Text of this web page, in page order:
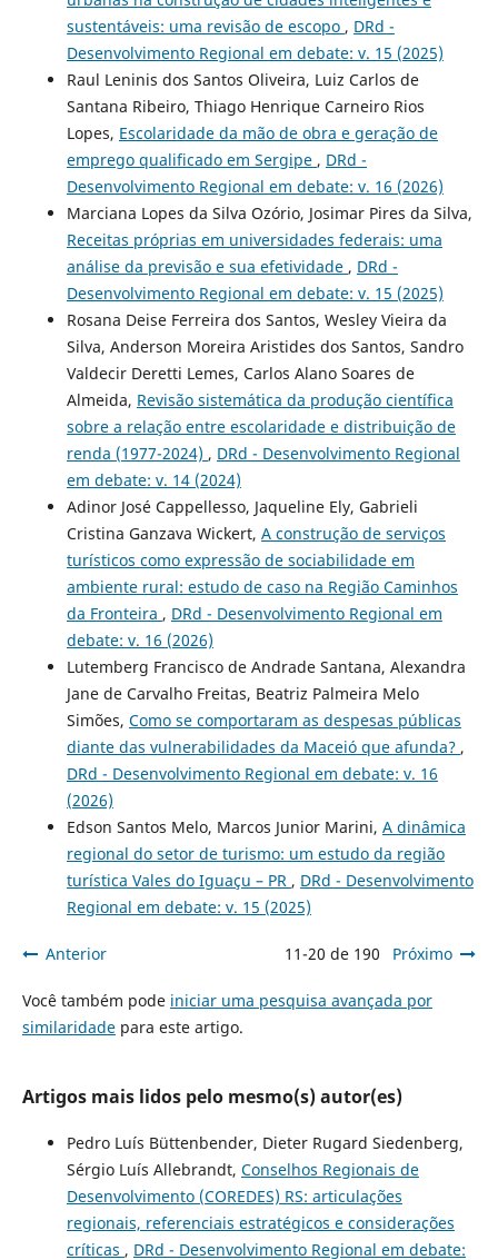
sustentáveis: uma revisão de escopo , DRd -
Desenvolvimento Regional em debate: v. 15 (2025)
Raul Leninis dos Santos Oliveira, Luiz Carlos de
Santana Ribeiro, Thiago Henrique Carneiro Rios
Lopes, Escolaridade da mão de obra e geração de
emprego qualificado em Sergipe , DRd -
Desenvolvimento Regional em debate: v. 16 (2026)
Marciana Lopes da Silva Ozório, Josimar Pires da Silva,
Receitas próprias em universidades federais: uma
análise da previsão e sua efetividade , DRd -
Desenvolvimento Regional em debate: v. 15 (2025)
Rosana Deise Ferreira dos Santos, Wesley Vieira da
Silva, Anderson Moreira Aristides dos Santos, Sandro
Valdecir Deretti Lemes, Carlos Alano Soares de
Almeida, Revisão sistemática da produção científica
sobre a relação entre escolaridade e distribuição de
renda (1977-2024) , DRd - Desenvolvimento Regional
em debate: v. 14 (2024)
Adinor José Cappellesso, Jaqueline Ely, Gabrieli
Cristina Ganzava Wickert, A construção de serviços
turísticos como expressão de sociabilidade em
ambiente rural: estudo de caso na Região Caminhos
da Fronteira , DRd - Desenvolvimento Regional em
debate: v. 16 (2026)
Lutemberg Francisco de Andrade Santana, Alexandra
Jane de Carvalho Freitas, Beatriz Palmeira Melo
Simões, Como se comportaram as despesas públicas
diante das vulnerabilidades da Maceió que afunda? ,
DRd - Desenvolvimento Regional em debate: v. 16
(2026)
Edson Santos Melo, Marcos Junior Marini, A dinâmica
regional do setor de turismo: um estudo da região
turística Vales do Iguaçu – PR , DRd - Desenvolvimento
Regional em debate: v. 15 (2025)
Anterior 11-20 de 190 Próximo
Você também pode iniciar uma pesquisa avançada por
similaridadepara este artigo.
Artigos mais lidos pelo mesmo(s) autor(es)
Pedro Luís Büttenbender, Dieter Rugard Siedenberg,
Sérgio Luís Allebrandt, Conselhos Regionais de
Desenvolvimento (COREDES) RS: articulações
regionais, referenciais estratégicos e considerações
críticas , DRd - Desenvolvimento Regional em debate: